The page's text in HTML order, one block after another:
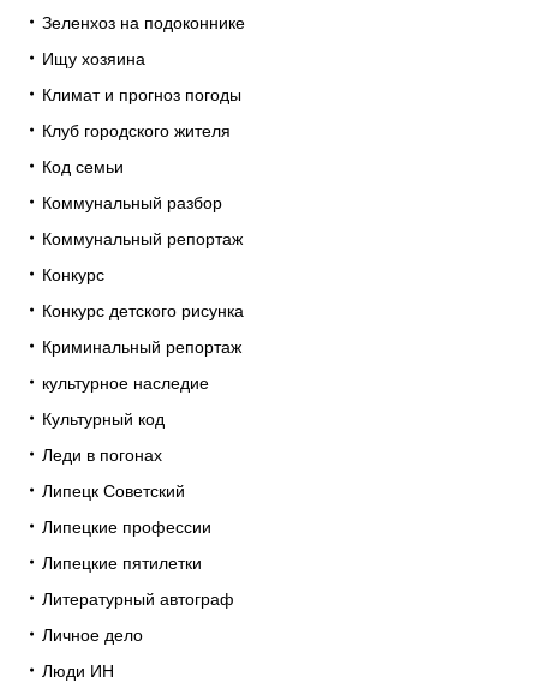
Зеленхоз на подоконнике
Ищу хозяина
Климат и прогноз погоды
Клуб городского жителя
Код семьи
Коммунальный разбор
Коммунальный репортаж
Конкурс
Конкурс детского рисунка
Криминальный репортаж
культурное наследие
Культурный код
Леди в погонах
Липецк Советский
Липецкие профессии
Липецкие пятилетки
Литературный автограф
Личное дело
Люди ИН